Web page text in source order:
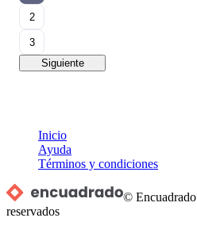
2
3
Siguiente
Inicio
Ayuda
Términos y condiciones
© Encuadrado
reservados